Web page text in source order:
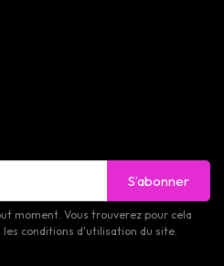
S’abonner
moment. Vous trouverez pour cela
conditions d'utilisation du site.